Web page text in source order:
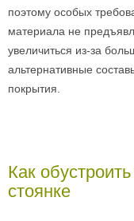
поэтому особых
материала не
увеличиться из-за
альтернативные
покрытия.
Как
стоянке